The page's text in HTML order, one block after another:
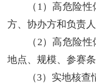
（1）高危险
方、协办方和负责人
（2）高危险
地点、规模、参赛
（3）实地核查